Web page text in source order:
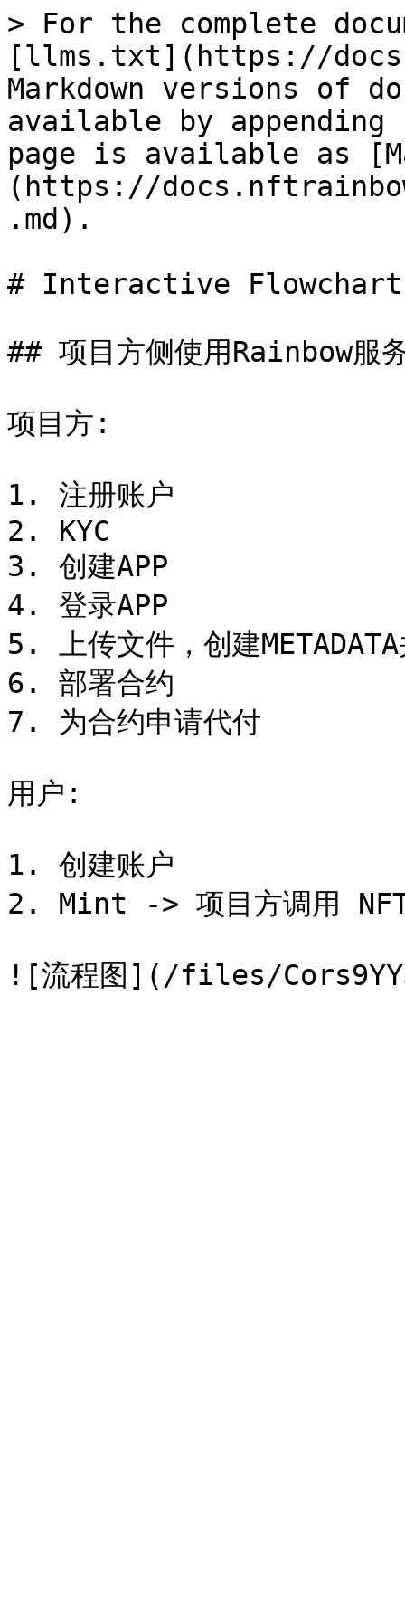
> For the complete
[llms.txt](https://
Markdown versions of
available by
page is available as
(https://
.md).
# Interactive Flowchart
## 项目方侧使用Rainbow服
项目方:
1. 注册账户
2. KYC
3. 创建APP
4. 登录APP
5. 上传文件，创建
6. 部署合约
7. 为合约申请代付
用户:
1. 创建账户
2. Mint -> 项目方调用